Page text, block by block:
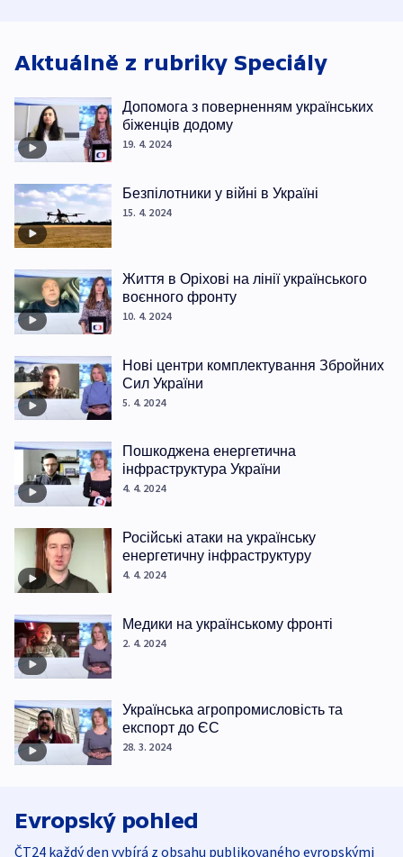
Aktuálně z rubriky Speciály
Допомога з поверненням українських
біженців додому
19. 4. 2024
Безпілотники у війні в Україні
15. 4. 2024
Життя в Оріхові на лінії українського
воєнного фронту
10. 4. 2024
Нові центри комплектування Збройних
Сил України
5. 4. 2024
Пошкоджена енергетична
інфраструктура України
4. 4. 2024
Російські атаки на українську
енергетичну інфраструктуру
4. 4. 2024
Медики на українському фронті
2. 4. 2024
Українська агропромисловість та
експорт до ЄС
28. 3. 2024
Evropský pohled
ČT24 každý den vybírá z obsahu publikovaného evropskými